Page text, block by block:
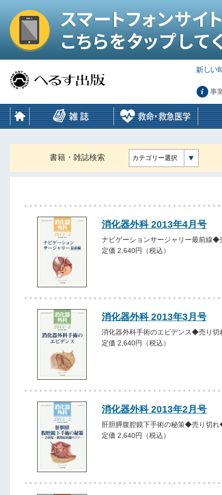
事
書籍・雑誌検索 カテゴリー選択
消化器外科 2013年4月号
ナビゲーションサージャリー最前線
定価 2,640円（税込）
消化器外科 2013年3月号
消化器外科手術のエビデンス◆売り
定価 2,640円（税込）
消化器外科 2013年2月号
肝胆膵腹腔鏡下手術の秘策◆売り切
定価 2,640円（税込）